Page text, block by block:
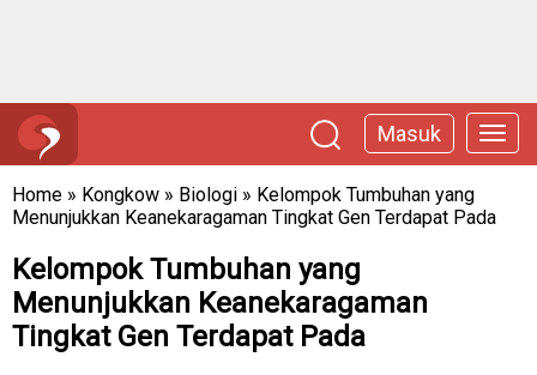
Masuk
Home » Kongkow » Biologi » Kelompok Tumbuhan yang
Menunjukkan Keanekaragaman Tingkat Gen Terdapat Pada
Kelompok Tumbuhan yang
Menunjukkan Keanekaragaman
Tingkat Gen Terdapat Pada